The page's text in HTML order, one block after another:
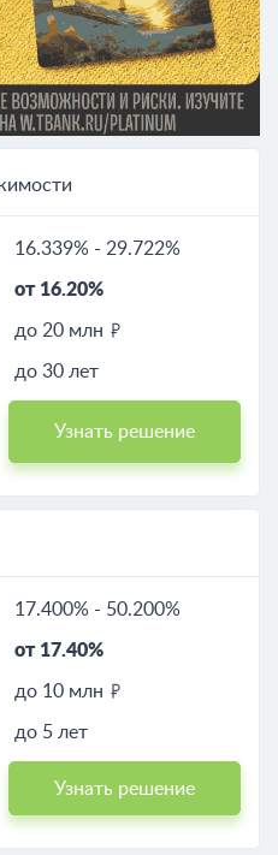
16.339% - 29.722%
от 16.20%
до 20 млн
до 30 лет
Узнать решение
17.400% - 50.200%
от 17.40%
до 10 млн
до 5 лет
Узнать решение